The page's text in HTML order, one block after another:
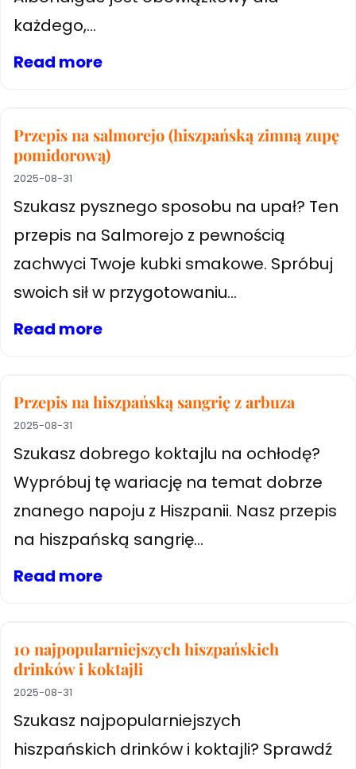
każdego,...
Read more
Przepis na salmorejo (hiszpańską zimną zupę
pomidorową)
2025-08-31
Szukasz pysznego sposobu na upał? Ten
przepis na Salmorejo z pewnością
zachwyci Twoje kubki smakowe. Spróbuj
swoich sił w przygotowaniu...
Read more
Przepis na hiszpańską sangrię z arbuza
2025-08-31
Szukasz dobrego koktajlu na ochłodę?
Wypróbuj tę wariację na temat dobrze
znanego napoju z Hiszpanii. Nasz przepis
na hiszpańską sangrię...
Read more
10 najpopularniejszych hiszpańskich
drinków i koktajli
2025-08-31
Szukasz najpopularniejszych
hiszpańskich drinków i koktajli? Sprawdź